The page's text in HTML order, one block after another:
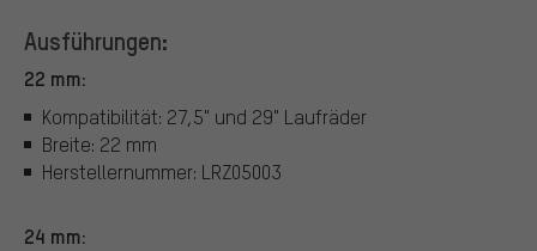
Ausführungen:
22 mm:
Kompatibilität: 27,5" und 29" Laufräder
Breite: 22 mm
Herstellernummer: LRZ05003
24 mm: